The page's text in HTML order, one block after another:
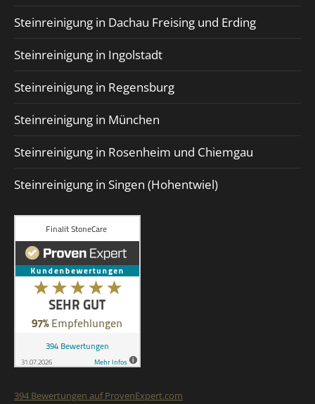
Steinreinigung in Dachau Freising und Erding
Steinreinigung in Ingolstadt
Steinreinigung in Regensburg
Steinreinigung in München
Steinreinigung in Rosenheim und Chiemgau
Steinreinigung in Singen (Hohentwiel)
394 Bewertungen auf ProvenExpert.com